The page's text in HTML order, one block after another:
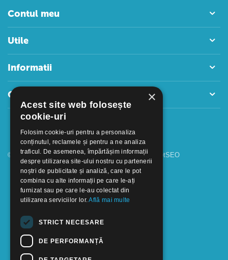
Contul meu
Utile
Informatii
Contact
© 2018 - 2026 GOOFFICE. Realizat si configurat netSEO
×
Acest site web folosește
cookie-uri
Folosim cookie-uri pentru a personaliza
conținutul, reclamele și pentru a ne analiza
traficul. De asemenea, împărtășim informații
despre utilizarea site-ului nostru cu partenerii
noștri de publicitate și analiză, care le pot
combina cu alte informații pe care le-ați
furnizat sau pe care le-au colectat din
utilizarea serviciilor lor.Află mai multe
STRICT NECESARE
DE PERFORMANȚĂ